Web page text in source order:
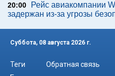
20:00
Рейс авиакомпании
задержан из-за угрозы
Суббота, 08 августа 2026 г.
Теги Обратная связь